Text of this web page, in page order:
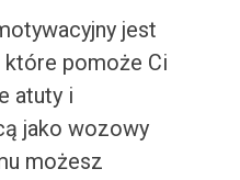
jest
które pomoże Ci
atuty i
jako wozowy
możesz